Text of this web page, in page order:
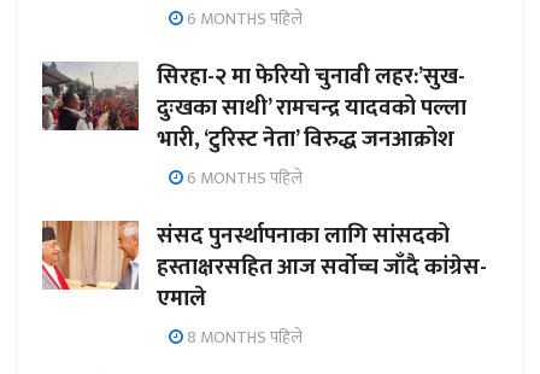
6 MONTHS पहिले
सिरहा-२ मा फेरियो चुनावी लहर:’सुख-
दुःखका साथी’ रामचन्द्र यादवको पल्ला
भारी, ‘टुरिस्ट नेता’ विरुद्ध जनआक्रोश
6 MONTHS पहिले
संसद पुनर्स्थापनाका लागि सांसदको
हस्ताक्षरसहित आज सर्वोच्च जाँदै कांग्रेस-
एमाले
8 MONTHS पहिले